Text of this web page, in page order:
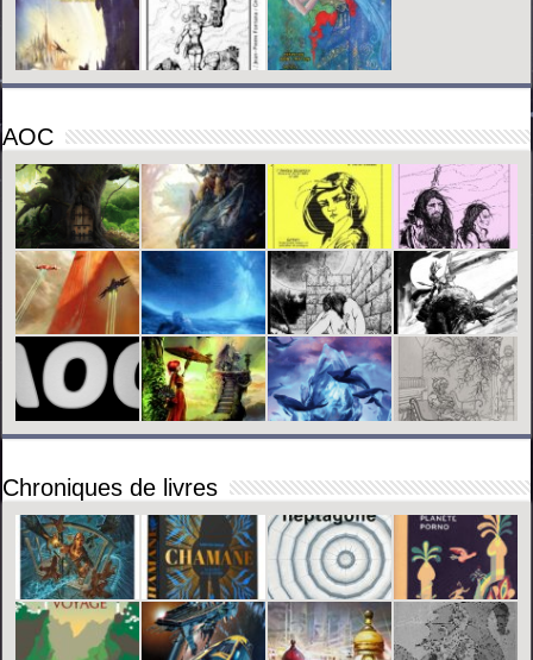
AOC
Chroniques de livres